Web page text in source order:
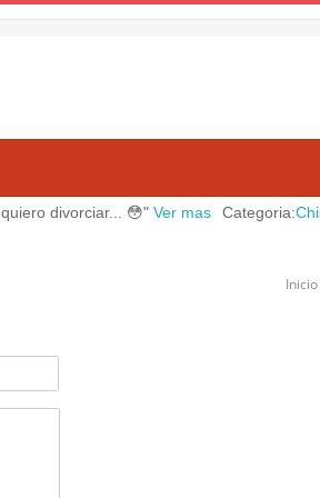
divorciar... 😳" Ver mas Categoria:
Inicio